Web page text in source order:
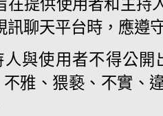
在提供使用者和主持
訊聊天平台時，應遵
人與使用者不得公
不雅、猥褻、不實、